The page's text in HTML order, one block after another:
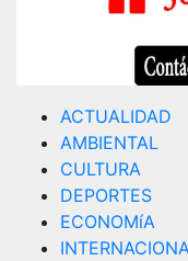
ACTUALIDAD
AMBIENTAL
CULTURA
DEPORTES
ECONOMíA